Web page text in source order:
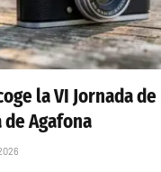
la VI Jornada
Agafona